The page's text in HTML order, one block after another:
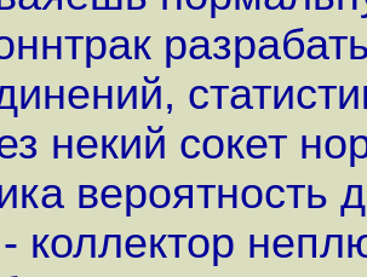
некий сокет
вероятность
коллектор